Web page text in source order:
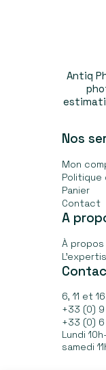
Antiq
Nos
Mon
Politique
Panier
Contact
A
À propos
6, 11 et
+33 (0)
+33 (0)
Lundi
samedi